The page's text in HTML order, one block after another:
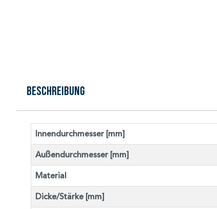
Beschreibung
Innendurchmesser [mm]
Außendurchmesser [mm]
Material
Dicke/Stärke [mm]